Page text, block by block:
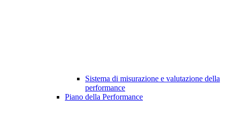
Sistema di misurazione e valutazione della
performance
Piano della Performance